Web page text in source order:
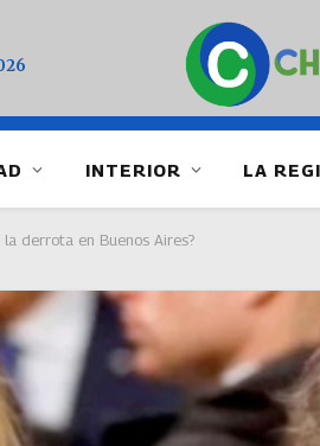
INTERIOR LA
derrota en Buenos Aires?